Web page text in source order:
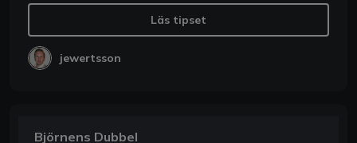
Läs tipset
jewertsson
Björnens Dubbel